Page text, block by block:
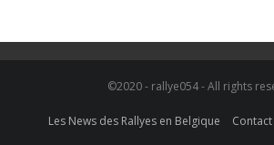
©2020 - rallye054 - All rights
Les News des Rallyes en Belgique Contact